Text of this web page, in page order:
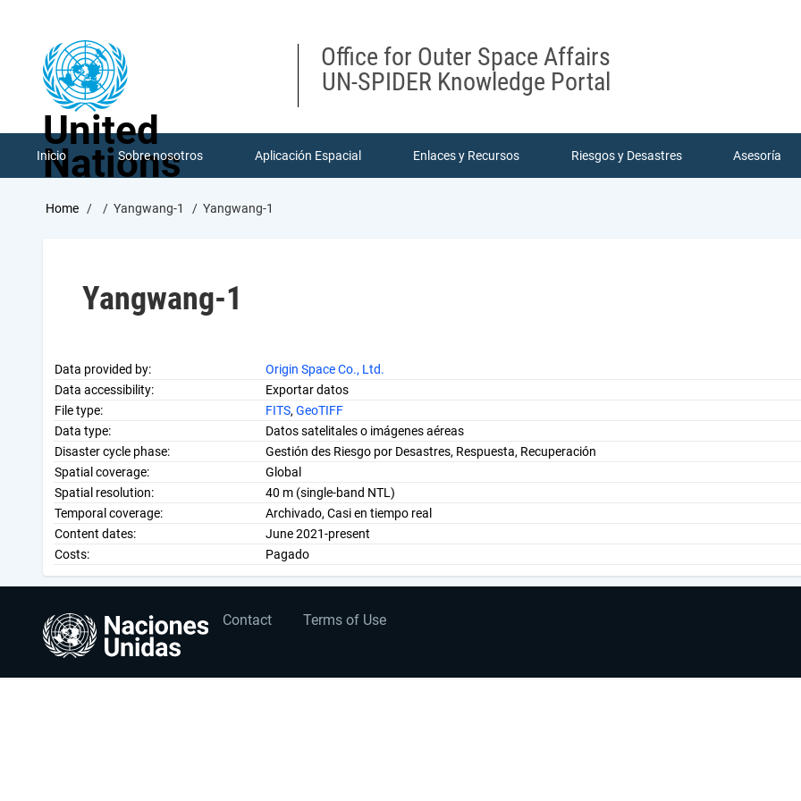
United
Nations
Office for Outer Space Affairs
UN-SPIDER Knowledge Portal
Inicio Sobre nosotros Aplicación Espacial Enlaces y Recursos Riesgos y Desastres Asesoría
Breadcrumb
Home Yangwang-1 Yangwang-1
Yangwang-1
Data provided by:
Origin Space Co., Ltd.
Data accessibility:
Exportar datos
File type:
FITS,GeoTIFF
Data type:
Datos satelitales o imágenes aéreas
Disaster cycle phase:
Gestión des Riesgo por Desastres, Respuesta, Recuperación
Spatial coverage:
Global
Spatial resolution:
40 m (single-band NTL)
Temporal coverage:
Archivado, Casi en tiempo real
Content dates:
June 2021-present
Costs:
Pagado
Footer
Contact Terms of Use
User
account